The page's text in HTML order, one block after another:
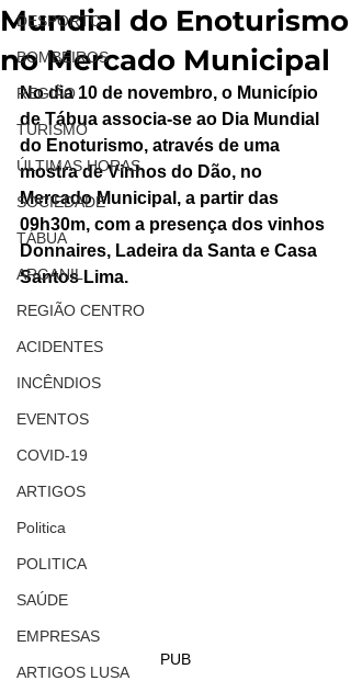
DESPORTO
BOMBEIROS
REGIÃO
TURISMO
ÚLTIMAS HORAS
SOCIEDADE
TÁBUA
ARGANIL
REGIÃO CENTRO
ACIDENTES
INCÊNDIOS
EVENTOS
COVID-19
ARTIGOS
Politica
POLITICA
SAÚDE
EMPRESAS
ARTIGOS LUSA
Mundial do Enoturismo
no Mercado Municipal
No dia 10 de novembro, o Município
de Tábua associa-se ao Dia Mundial
do Enoturismo, através de uma
mostra de Vinhos do Dão, no
Mercado Municipal, a partir das
09h30m, com a presença dos vinhos
Donnaires, Ladeira da Santa e Casa
Santos Lima.
PUB